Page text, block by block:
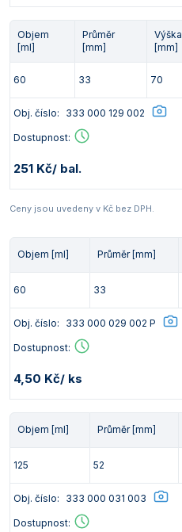
Objem
[ml]
Průměr
[mm]
Výška
[mm]
60 33 70
Obj. číslo: 333 000 129 002
Dostupnost:
251 Kč/ bal.
Ceny jsou uvedeny v Kč bez DPH.
Objem [ml] Průměr [mm]
60 33
Obj. číslo: 333 000 029 002 P
Dostupnost:
4,50 Kč/ ks
Objem [ml] Průměr [mm]
125 52
Obj. číslo: 333 000 031 003
Dostupnost: